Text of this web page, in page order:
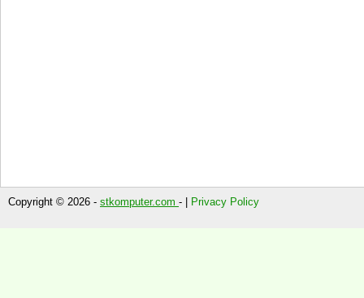
Copyright © 2026 - stkomputer.com - | Privacy Policy